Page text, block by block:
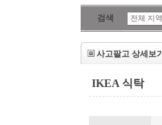
검색
사고팔고 상세보기
IKEA 식탁